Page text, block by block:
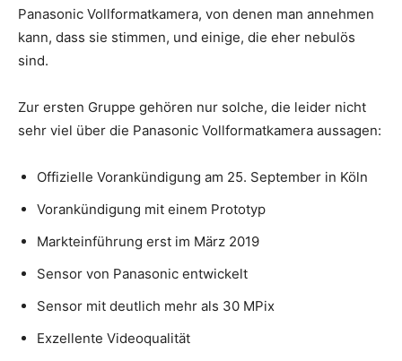
Panasonic Vollformatkamera, von denen man annehmen
kann, dass sie stimmen, und einige, die eher nebulös
sind.
Zur ersten Gruppe gehören nur solche, die leider nicht
sehr viel über die Panasonic Vollformatkamera aussagen:
Offizielle Vorankündigung am 25. September in Köln
Vorankündigung mit einem Prototyp
Markteinführung erst im März 2019
Sensor von Panasonic entwickelt
Sensor mit deutlich mehr als 30 MPix
Exzellente Videoqualität